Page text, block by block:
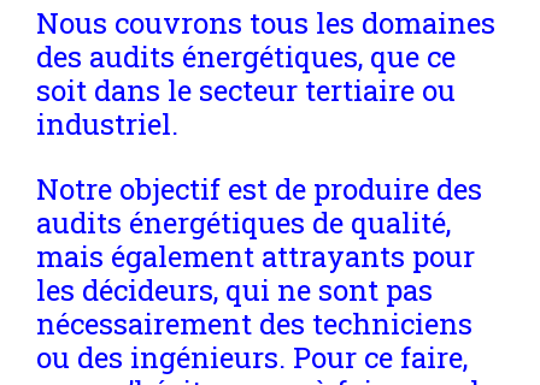
Nous couvrons tous les domaines
des audits énergétiques, que ce
soit dans le secteur tertiaire ou
industriel.
Notre objectif est de produire des
audits énergétiques de qualité,
mais également attrayants pour
les décideurs, qui ne sont pas
nécessairement des techniciens
ou des ingénieurs. Pour ce faire,